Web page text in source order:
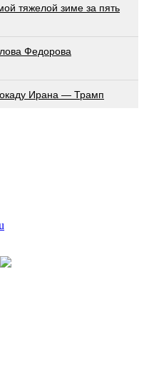
тяжелой зиме за пять
Федорова
Ирана — Трамп